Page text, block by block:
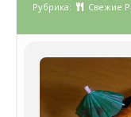
Рубрика: Свежие